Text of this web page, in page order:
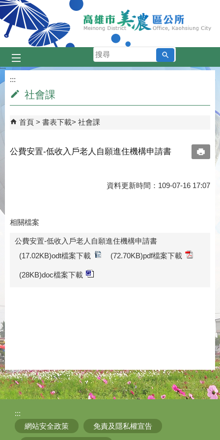
跳到主要內容區塊
搜
尋
:::
:::
社會課
首頁 書表下載 社會課
公費安置-低收入戶老人自願進住機構申請書
資料更新時間：109-07-16 17:07
相關檔案
公費安置-低收入戶老人自願進住機構申請書
(17.02KB)odt檔案下載
(72.70KB)pdf檔案下載
(28KB)doc檔案下載
:::
網站安全政策
免責及隱私權宣告